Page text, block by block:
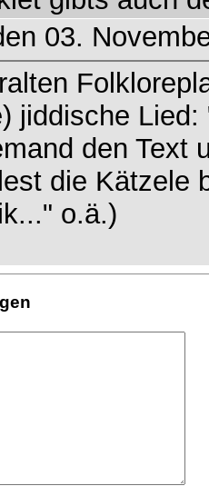
03.
jiddische
den Text
die Kätzele
o.ä.)